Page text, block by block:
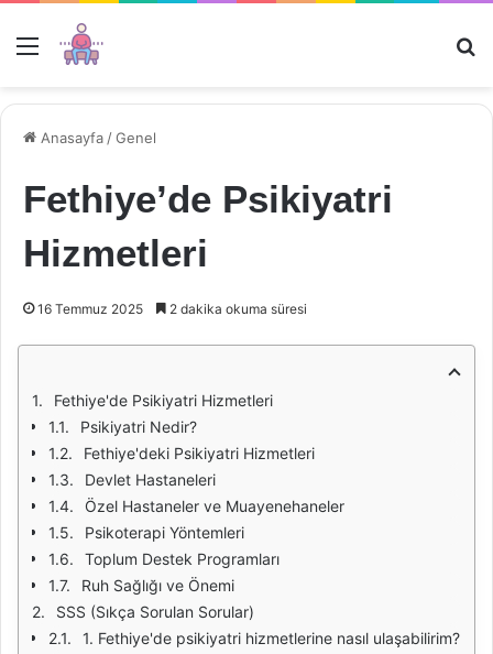
Menü
Anasayfa /Genel
Fethiye’de Psikiyatri
Hizmetleri
16 Temmuz 2025 2 dakika okuma süresi
Fethiye'de Psikiyatri Hizmetleri
Psikiyatri Nedir?
Fethiye'deki Psikiyatri Hizmetleri
Devlet Hastaneleri
Özel Hastaneler ve Muayenehaneler
Psikoterapi Yöntemleri
Toplum Destek Programları
Ruh Sağlığı ve Önemi
SSS (Sıkça Sorulan Sorular)
1. Fethiye'de psikiyatri hizmetlerine nasıl ulaşabilirim?